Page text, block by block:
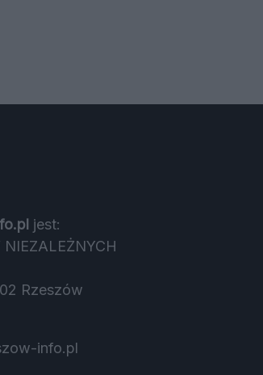
jest:
Rzeszów
info.pl